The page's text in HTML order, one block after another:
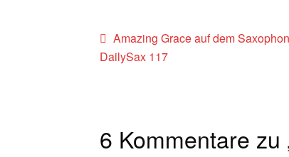
Beitragsnavigation
Vorheriger
Beitrag:
Amazing Grace auf dem
DailySax 117
6 Kommentare zu